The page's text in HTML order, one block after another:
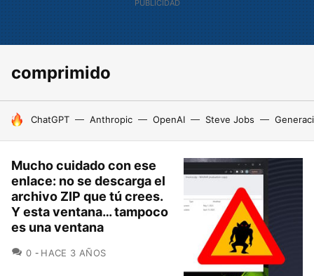
comprimido
HOY SE HABLA DE
ChatGPT Anthropic OpenAI Steve Jobs
Mucho cuidado con ese
enlace: no se descarga el
archivo ZIP que tú crees.
Y esta ventana… tampoco
es una ventana
0 COMENTARIOS
HACE 3 AÑOS